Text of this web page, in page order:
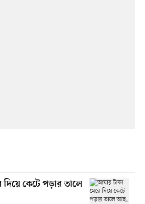
কেটে পড়ার তালে